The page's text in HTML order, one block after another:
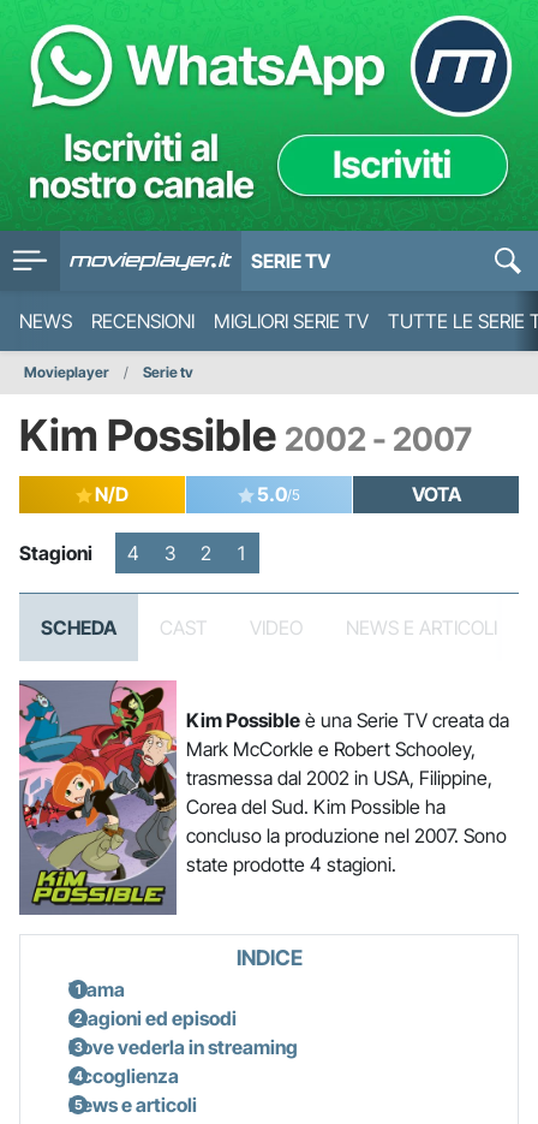
SERIE TV
NEWS RECENSIONI MIGLIORI SERIE TV TUTTE LE SERIE
Movieplayer Serie tv
Kim Possible 2002 - 2007
N/D 5.0/5 VOTA
Stagioni 4 3 2 1
SCHEDA CAST VIDEO NEWS E ARTICOLI
Kim Possibleè una Serie TV creata da
Mark McCorkle e Robert Schooley,
trasmessa dal 2002 in USA, Filippine,
Corea del Sud. Kim Possible ha
concluso la produzione nel 2007. Sono
state prodotte 4 stagioni.
INDICE
Trama
Stagioni ed episodi
Dove vederla in streaming
Accoglienza
News e articoli